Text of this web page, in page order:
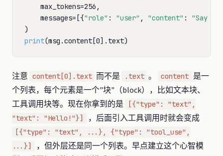
    max_tokens
=256,
    messages
= [{"role" : "user" , "content" : "Say hi"
print
注意 content[0].text 而不是 .text 。 content 是一
个列表，每个元素是一个"块"（block），比如文本块、
工具调用块等。现在你拿到的是
[{"type": "text",
"text": "Hello!"}]
，后面引入工具调用时就会变成
[{"type": "text", ...}, {"type": "tool_use",
...}]
，但外层还是同一个列表。早点建立这个心智模